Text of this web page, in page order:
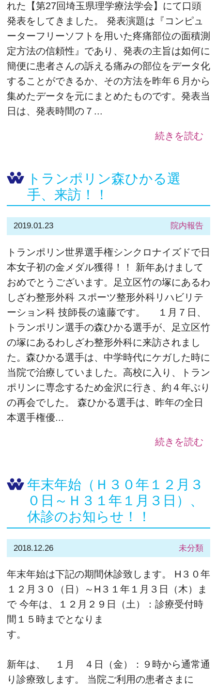
れた【第27回埼玉県理学療法学会】にて口頭
発表をしてきました。 発表演題は『コンピュ
ーターフリーソフトを用いた疼痛部位の面積測
定方法の信頼性』であり、発表の主旨は如何に
簡便に患者さんの訴える痛みの部位をデータ化
することができるか、その方法を昨年６月から
集めたデータを元にまとめたものです。発表当
日は、発表時間の７...
続きを読む
トランポリン森ひかる選
手、来訪！！
2019.01.23 院内報告
トランポリン世界選手権シンクロナイズドで日
本女子初の金メダル獲得！！ 新年あけまして
おめでとうございます。足立区竹の塚にあるわ
しざわ整形外科 スポーツ整形外科リハビリテ
ーション科 技師長の遠藤です。 １月７日、
トランポリン選手の森ひかる選手が、足立区竹
の塚にあるわしざわ整形外科に来訪されまし
た。森ひかる選手は、中学時代にケガした時に
当院で治療していました。高校に入り、トラン
ポリンに専念するため金沢に行き、約４年ぶり
の再会でした。 森ひかる選手は、昨年の全日
本選手権優...
続きを読む
年末年始（Ｈ３０年１２月３
０日～Ｈ３１年１月３日）、
休診のお知らせ！！
2018.12.26 未分類
年末年始は下記の期間休診致します。 H３０年
１２月３０（日）～H３１年１月３日（木）ま
で 今年は、１２月２９日（土）：診療受付時
間１５時までとなりま
す。
新年は、 １月 ４日（金）：９時から通常通
り診療致します。 当院ご利用の患者さまに